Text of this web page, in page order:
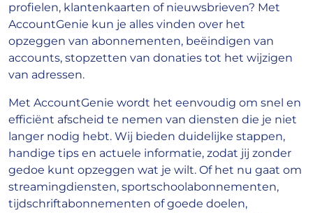
profielen, klantenkaarten of nieuwsbrieven? Met
AccountGenie kun je alles vinden over het
opzeggen van abonnementen, beëindigen van
accounts, stopzetten van donaties tot het wijzigen
van adressen.
Met AccountGenie wordt het eenvoudig om snel en
efficiënt afscheid te nemen van diensten die je niet
langer nodig hebt. Wij bieden duidelijke stappen,
handige tips en actuele informatie, zodat jij zonder
gedoe kunt opzeggen wat je wilt. Of het nu gaat om
streamingdiensten, sportschoolabonnementen,
tijdschriftabonnementen of goede doelen,